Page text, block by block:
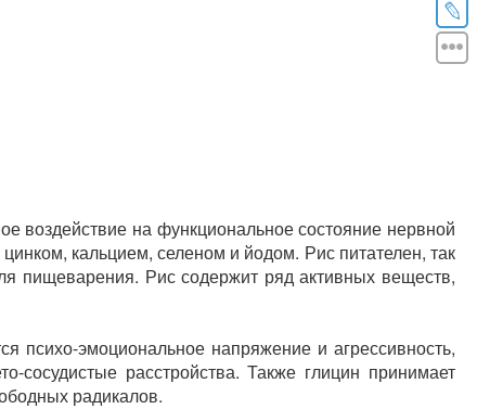
воздействие на функциональное состояние нервной
кальцием, селеном и йодом. Рис питателен, так
пищеварения. Рис содержит ряд активных веществ,
психо-эмоциональное напряжение и агрессивность,
сосудистые расстройства. Также глицин принимает
радикалов.